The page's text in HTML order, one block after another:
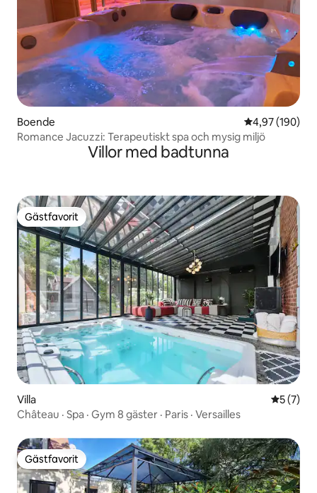
Boende 4,97 av 5 i
4,97 (190)
Romance Jacuzzi: Terapeutiskt spa och mysig miljö
Villor med badtunna
Gästfavorit
Gästfavorit
Villa 5 av 5 i
5 (7)
Château · Spa · Gym 8 gäster · Paris · Versailles
Gästfavorit
Gästfavorit